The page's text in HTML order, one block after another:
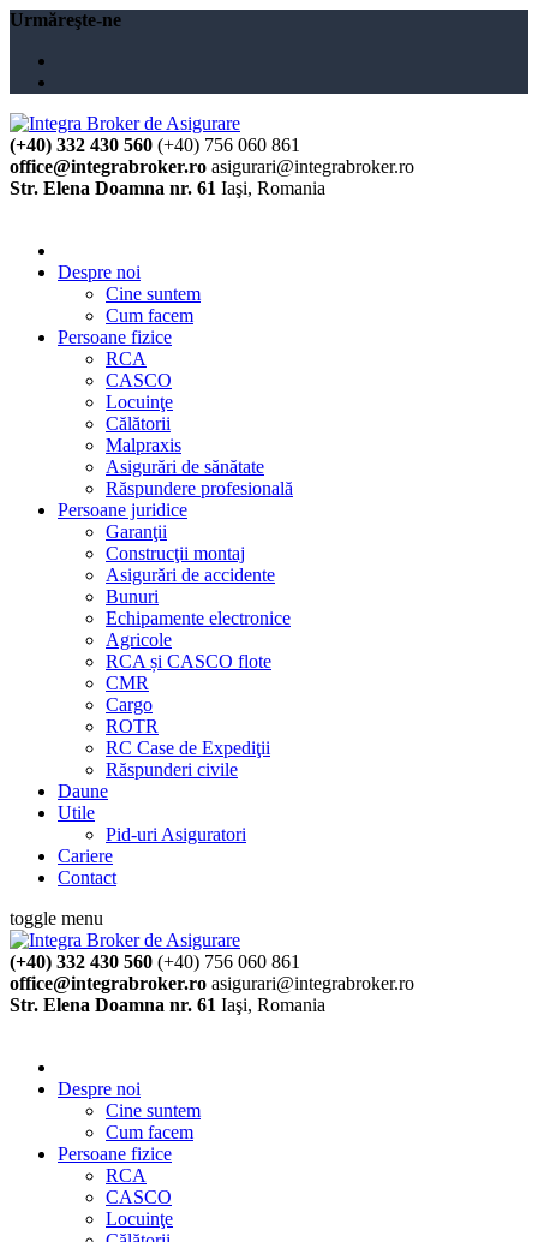
Urmăreşte-ne
(+40) 332 430 560 (+40) 756 060 861
office@integrabroker.ro asigurari@integrabroker.ro
Str. Elena Doamna nr. 61 Iaşi, Romania
Despre noi
Cine suntem
Cum facem
Persoane fizice
RCA
CASCO
Locuinţe
Călătorii
Malpraxis
Asigurări de sănătate
Răspundere profesională
Persoane juridice
Garanţii
Construcţii montaj
Asigurări de accidente
Bunuri
Echipamente electronice
Agricole
RCA și CASCO flote
CMR
Cargo
ROTR
RC Case de Expediţii
Răspunderi civile
Daune
Utile
Pid-uri Asiguratori
Cariere
Contact
toggle menu
(+40) 332 430 560 (+40) 756 060 861
office@integrabroker.ro asigurari@integrabroker.ro
Str. Elena Doamna nr. 61 Iaşi, Romania
Despre noi
Cine suntem
Cum facem
Persoane fizice
RCA
CASCO
Locuinţe